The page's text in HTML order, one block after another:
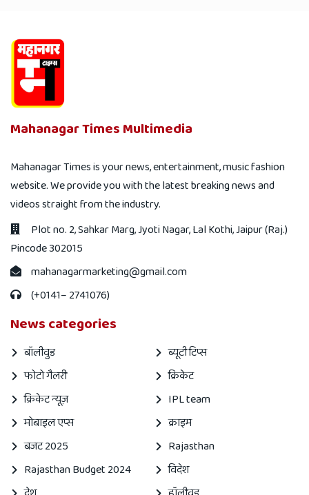
Mahanagar Times Multimedia
Mahanagar Times is your news, entertainment, music fashion
website. We provide you with the latest breaking news and
videos straight from the industry.
Plot no. 2, Sahkar Marg, Jyoti Nagar, Lal Kothi, Jaipur (Raj.)
Pincode 302015
mahanagarmarketing@gmail.com
(+0141– 2741076)
News categories
बॉलीवुड
ब्यूटी टिप्स
फोटो गैलरी
क्रिकेट
क्रिकेट न्यूज़
IPL team
मोबाइल एप्स
क्राइम
बजट 2025
Rajasthan
Rajasthan Budget 2024
विदेश